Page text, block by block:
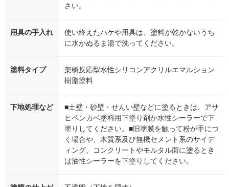
さい。
用具の手入れ
使い終えたハケや用具は、塗料が乾かないうち
に水かぬるま湯で洗ってください。
塗料タイプ
架橋反応型水性シリコンアクリルエマルション
樹脂塗料
下地処理など
■土壁・砂壁・せんい壁などに塗るときは、アサ
ヒペンカベ塗料用下塗り剤か水性シーラーで下
塗りしてください。■旧塗膜を触って粉が手につ
く場合や、木質系及び無機セメント系のサイデ
ィング、コンクリートやモルタル面に塗るとき
は油性シーラーを下塗りしてください。